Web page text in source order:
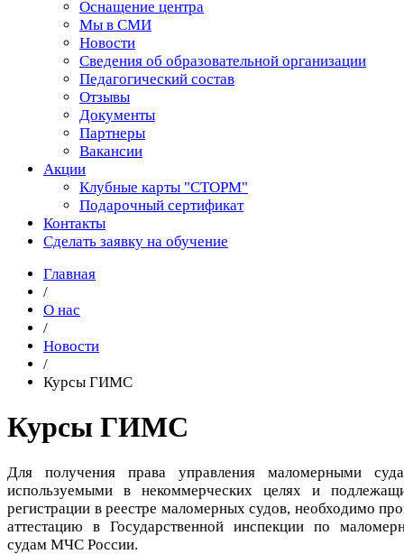
Оснащение центра
Мы в СМИ
Новости
Сведения об образовательной организации
Педагогический состав
Отзывы
Документы
Партнеры
Вакансии
Акции
Клубные карты "СТОРМ"
Подарочный сертификат
Контакты
Сделать заявку на обучение
Главная
/
О нас
/
Новости
/
Курсы ГИМС
Курсы ГИМС
Для получения права управления маломерными
используемыми в некоммерческих целях и
регистрации в реестре маломерных судов, необходимо
аттестацию в Государственной инспекции по
судам МЧС России.